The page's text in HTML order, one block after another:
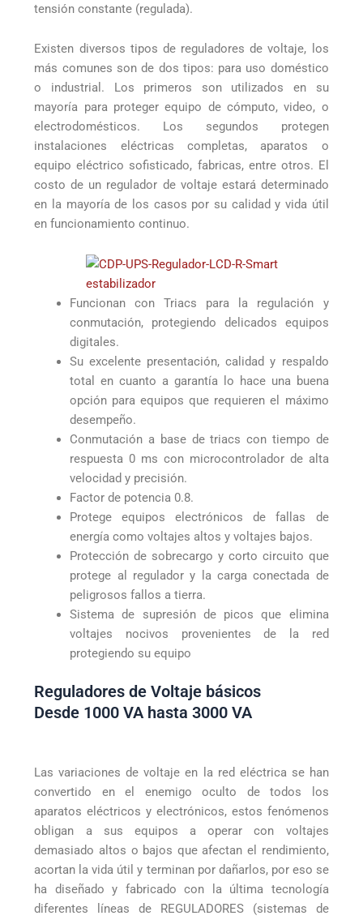
tensión constante (regulada).
Existen diversos tipos de reguladores de voltaje, los
más comunes son de dos tipos: para uso doméstico
o industrial. Los primeros son utilizados en su
mayoría para proteger equipo de cómputo, video, o
electrodomésticos. Los segundos protegen
instalaciones eléctricas completas, aparatos o
equipo eléctrico sofisticado, fabricas, entre otros. El
costo de un regulador de voltaje estará determinado
en la mayoría de los casos por su calidad y vida útil
en funcionamiento continuo.
Funcionan con Triacs para la regulación y
conmutación, protegiendo delicados equipos
digitales.
Su excelente presentación, calidad y respaldo
total en cuanto a garantía lo hace una buena
opción para equipos que requieren el máximo
desempeño.
Conmutación a base de triacs con tiempo de
respuesta 0 ms con microcontrolador de alta
velocidad y precisión.
Factor de potencia 0.8.
Protege equipos electrónicos de fallas de
energía como voltajes altos y voltajes bajos.
Protección de sobrecargo y corto circuito que
protege al regulador y la carga conectada de
peligrosos fallos a tierra.
Sistema de supresión de picos que elimina
voltajes nocivos provenientes de la red
protegiendo su equipo
Reguladores de Voltaje básicos
Desde 1000 VA hasta 3000 VA
Las variaciones de voltaje en la red eléctrica se han
convertido en el enemigo oculto de todos los
aparatos eléctricos y electrónicos, estos fenómenos
obligan a sus equipos a operar con voltajes
demasiado altos o bajos que afectan el rendimiento,
acortan la vida útil y terminan por dañarlos, por eso se
ha diseñado y fabricado con la última tecnología
diferentes líneas de REGULADORES (sistemas de